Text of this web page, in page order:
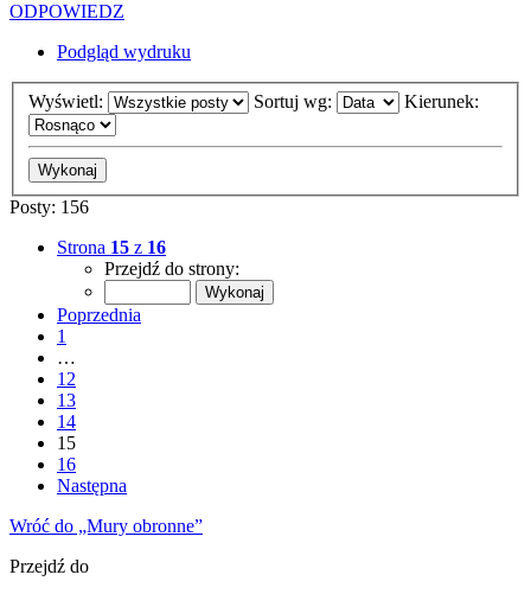
ODPOWIEDZ
Podgląd wydruku
Wyświetl: Sortuj wg: Kierunek:
Posty: 156
Strona 15 z 16
Przejdź do strony:
Poprzednia
1
…
12
13
14
15
16
Następna
Wróć do „Mury obronne”
Przejdź do